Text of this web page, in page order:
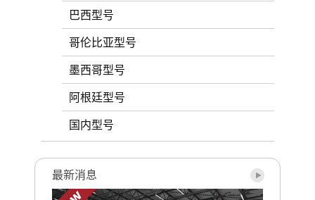
巴西型号
哥伦比亚型号
墨西哥型号
阿根廷型号
国内型号
最新消息